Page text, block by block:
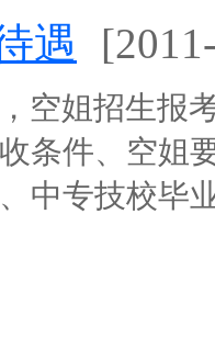
遇
空姐招生报
条件、空姐
中专技校毕